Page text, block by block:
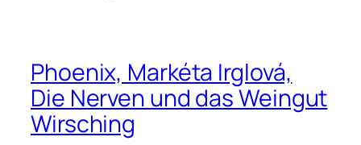
Phoenix, Markéta Irglová,
Die Nerven und das Weingut
Wirsching